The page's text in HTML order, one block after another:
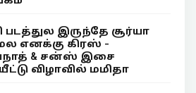
படத்துல இருந்தே சூர்யா
எனக்கு கிரஸ் -
& சன்ஸ் இசை
விழாவில் மமிதா